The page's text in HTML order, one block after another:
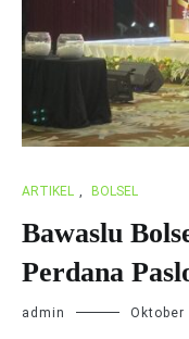
ARTIKEL , BOLSEL
Bawaslu
Perdana
admin Oktober